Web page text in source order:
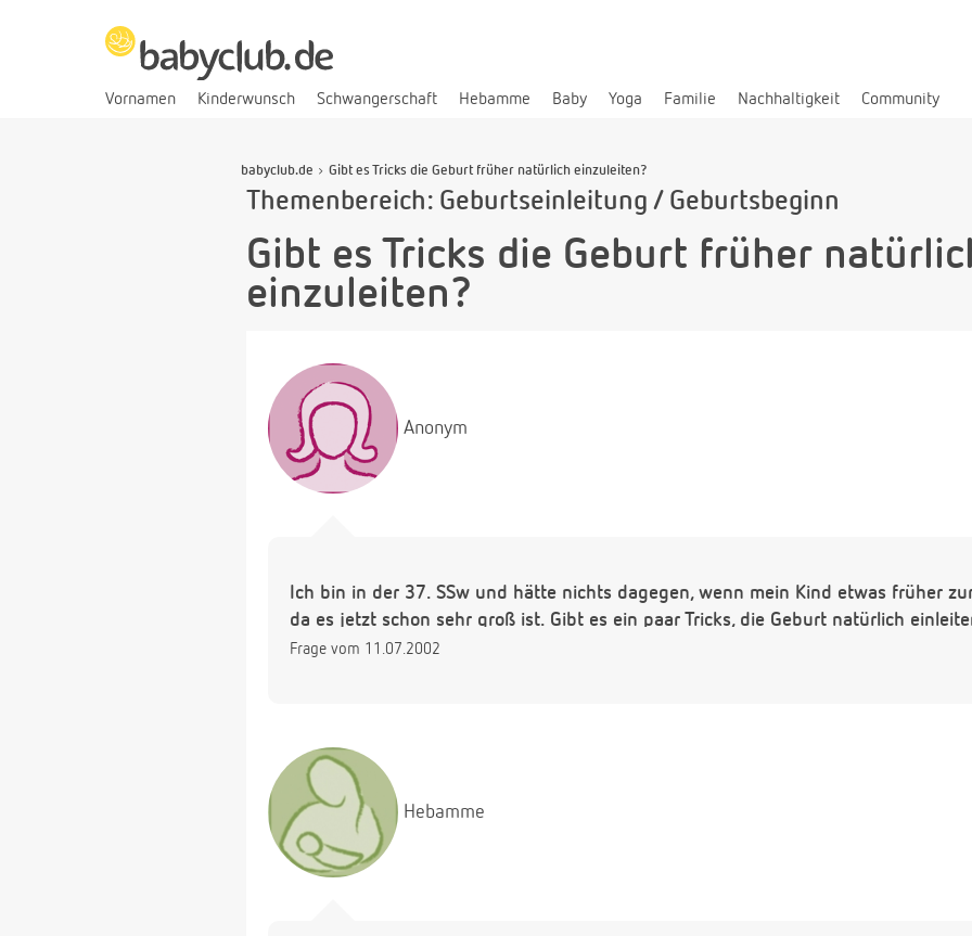
Vornamen Kinderwunsch Schwangerschaft Hebamme Baby Yoga Familie Nachhaltigkeit Community
babyclub.de Gibt es Tricks die Geburt früher natürlich einzuleiten?
Themenbereich: Geburtseinleitung / Geburtsbeginn
Gibt es Tricks die Geburt früher
einzuleiten?
Anonym
Ich bin in der 37. SSw und hätte nichts dagegen, wenn mein Kind etwas früher
da es jetzt schon sehr groß ist. Gibt es ein paar Tricks, die Geburt natürlich
Frage vom 11.07.2002
Hebamme